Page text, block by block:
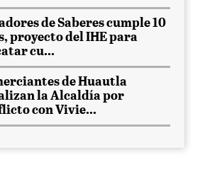
de Saberes cumple 10
proyecto del IHE para
cu...
de Huautla
la Alcaldía por
con Vivie...